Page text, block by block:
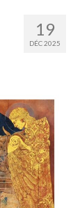
19
DÉC 2025